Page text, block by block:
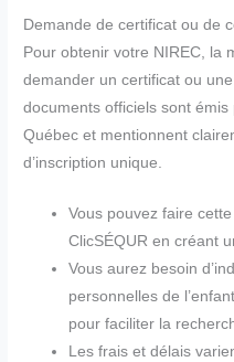
Demande de certificat ou de
Pour obtenir votre NIREC, la
demander un certificat ou
documents officiels sont émis
Québec et mentionnent
d’inscription unique.
Vous pouvez faire
ClicSÉQUR en créant
Vous aurez besoin
personnelles de
pour faciliter la
Les frais et délais